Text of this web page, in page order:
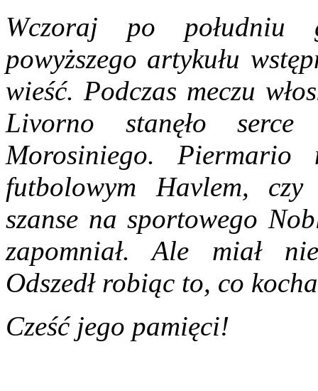
Wczoraj po południu
powyższego artykułu
wieść. Podczas meczu
Livorno stanęło
Morosiniego. Piermario
futbolowym Havlem, czy
szanse na sportowego
zapomniał. Ale miał
Odszedł robiąc to, co
Cześć jego pamięci!